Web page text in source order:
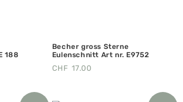
188
Becher gross Sterne
Eulenschnitt Art nr. E9752
CHF 17.00